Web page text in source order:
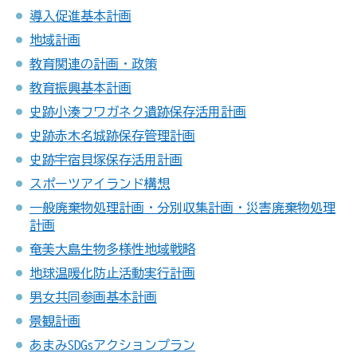
導入促進基本計画
地域計画
教育関連の計画・政策
教育振興基本計画
史跡小湊フワガネク遺跡保存活用計画
史跡赤木名城跡保存管理計画
史跡宇宿貝塚保存活用計画
スポーツアイランド構想
一般廃棄物処理計画・分別収集計画・災害廃棄物処理
計画
奄美大島生物多様性地域戦略
地球温暖化防止活動実行計画
男女共同参画基本計画
景観計画
あまみSDGsアクションプラン